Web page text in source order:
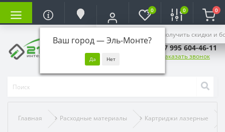
Ваш город —Эль-Монте?
Войдите, чтобы получить скидки и
0 0 0
+7 995 604-46-11
Заказать звонок
Главная Расходные материалы Картриджи лазерные